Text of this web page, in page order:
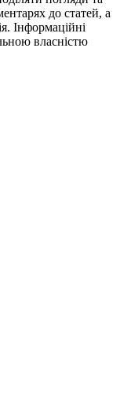
до статей, а
Інформаційні
власністю